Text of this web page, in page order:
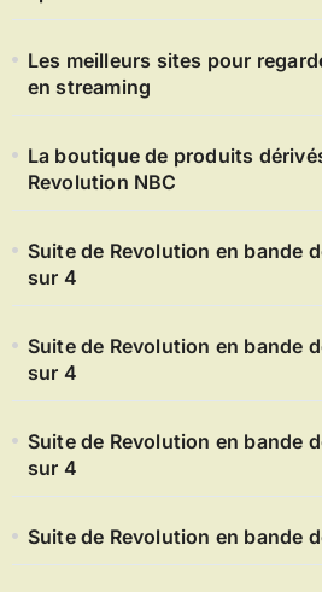
Les meilleurs sites pour
en streaming
La boutique de produits
Revolution NBC
Suite de Revolution en bande
sur 4
Suite de Revolution en bande
sur 4
Suite de Revolution en bande
sur 4
Suite de Revolution en bande